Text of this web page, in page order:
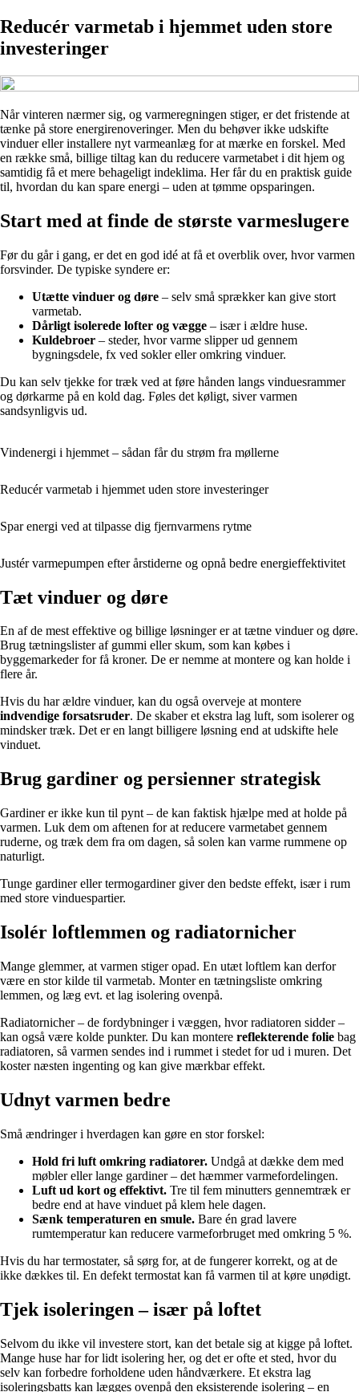
Reducér varmetab i hjemmet uden store
investeringer
Når vinteren nærmer sig, og varmeregningen stiger, er det fristende at
tænke på store energirenoveringer. Men du behøver ikke udskifte
vinduer eller installere nyt varmeanlæg for at mærke en forskel. Med
en række små, billige tiltag kan du reducere varmetabet i dit hjem og
samtidig få et mere behageligt indeklima. Her får du en praktisk guide
til, hvordan du kan spare energi – uden at tømme opsparingen.
Start med at finde de største varmeslugere
Før du går i gang, er det en god idé at få et overblik over, hvor varmen
forsvinder. De typiske syndere er:
Utætte vinduer og døre – selv små sprækker kan give stort
varmetab.
Dårligt isolerede lofter og vægge – især i ældre huse.
Kuldebroer – steder, hvor varme slipper ud gennem
bygningsdele, fx ved sokler eller omkring vinduer.
Du kan selv tjekke for træk ved at føre hånden langs vinduesrammer
og dørkarme på en kold dag. Føles det køligt, siver varmen
sandsynligvis ud.
Vindenergi i hjemmet – sådan får du strøm fra møllerne
Reducér varmetab i hjemmet uden store investeringer
Spar energi ved at tilpasse dig fjernvarmens rytme
Justér varmepumpen efter årstiderne og opnå bedre energieffektivitet
Tæt vinduer og døre
En af de mest effektive og billige løsninger er at tætne vinduer og døre.
Brug tætningslister af gummi eller skum, som kan købes i
byggemarkeder for få kroner. De er nemme at montere og kan holde i
flere år.
Hvis du har ældre vinduer, kan du også overveje at montere
indvendige forsatsruder. De skaber et ekstra lag luft, som isolerer og
mindsker træk. Det er en langt billigere løsning end at udskifte hele
vinduet.
Brug gardiner og persienner strategisk
Gardiner er ikke kun til pynt – de kan faktisk hjælpe med at holde på
varmen. Luk dem om aftenen for at reducere varmetabet gennem
ruderne, og træk dem fra om dagen, så solen kan varme rummene op
naturligt.
Tunge gardiner eller termogardiner giver den bedste effekt, især i rum
med store vinduespartier.
Isolér loftlemmen og radiatornicher
Mange glemmer, at varmen stiger opad. En utæt loftlem kan derfor
være en stor kilde til varmetab. Monter en tætningsliste omkring
lemmen, og læg evt. et lag isolering ovenpå.
Radiatornicher – de fordybninger i væggen, hvor radiatoren sidder –
kan også være kolde punkter. Du kan montere reflekterende folie bag
radiatoren, så varmen sendes ind i rummet i stedet for ud i muren. Det
koster næsten ingenting og kan give mærkbar effekt.
Udnyt varmen bedre
Små ændringer i hverdagen kan gøre en stor forskel:
Hold fri luft omkring radiatorer. Undgå at dække dem med
møbler eller lange gardiner – det hæmmer varmefordelingen.
Luft ud kort og effektivt. Tre til fem minutters gennemtræk er
bedre end at have vinduet på klem hele dagen.
Sænk temperaturen en smule. Bare én grad lavere
rumtemperatur kan reducere varmeforbruget med omkring 5 %.
Hvis du har termostater, så sørg for, at de fungerer korrekt, og at de
ikke dækkes til. En defekt termostat kan få varmen til at køre unødigt.
Tjek isoleringen – især på loftet
Selvom du ikke vil investere stort, kan det betale sig at kigge på loftet.
Mange huse har for lidt isolering her, og det er ofte et sted, hvor du
selv kan forbedre forholdene uden håndværkere. Et ekstra lag
isoleringsbatts kan lægges ovenpå den eksisterende isolering – en